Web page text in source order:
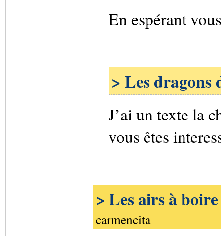
En espérant
> Les dragons
J’ai un texte la
vous êtes
> Les airs à
carmencita